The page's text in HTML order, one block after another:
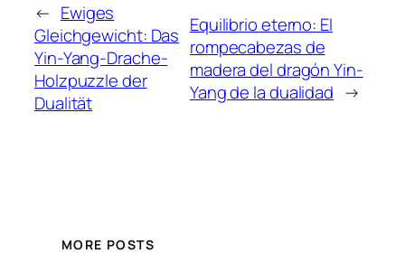
← Ewiges
Gleichgewicht: Das
Yin-Yang-Drache-
Holzpuzzle der
Dualität
Equilibrio eterno: El
rompecabezas de
madera del dragón Yin-
Yang de la dualidad →
MORE POSTS